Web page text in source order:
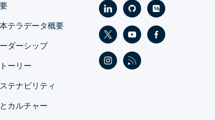
テラデータ概要
ダーシップ
ーリー
テナビリティ
カルチャー